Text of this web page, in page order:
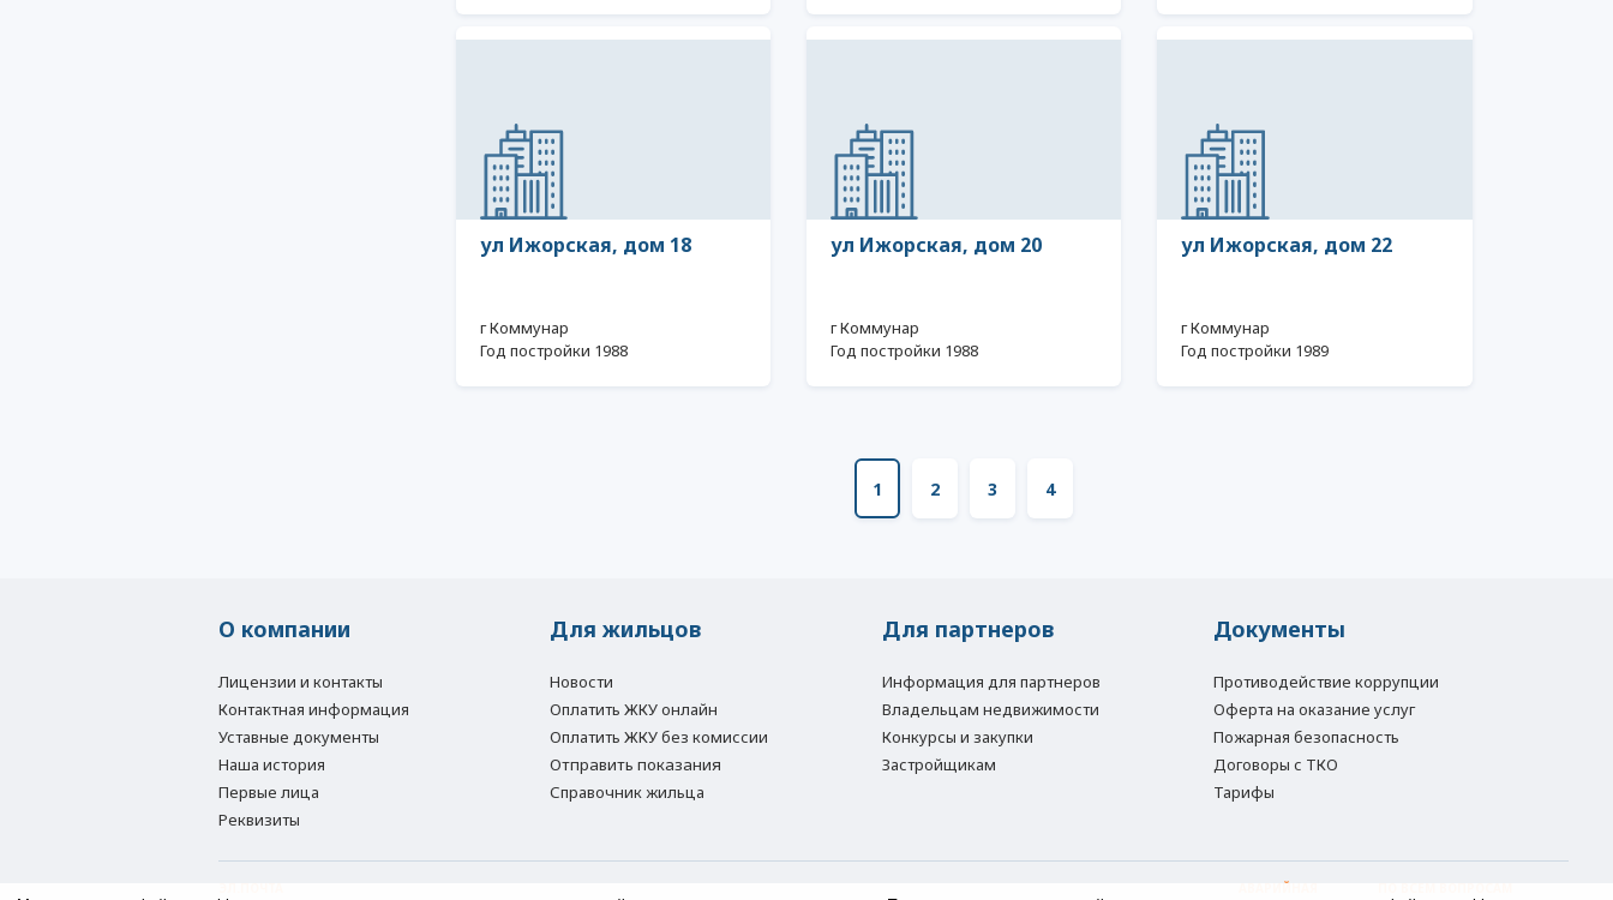
ул Ижорская, дом 18
г Коммунар
Год постройки 1988
ул Ижорская, дом 20
г Коммунар
Год постройки 1988
ул Ижорская, дом 22
г Коммунар
Год постройки 1989
1 2 3 4
О компании
Лицензии и контакты
Контактная информация
Уставные документы
Наша история
Первые лица
Реквизиты
Для жильцов
Новости
Оплатить ЖКУ онлайн
Оплатить ЖКУ без комиссии
Отправить показания
Справочник жильца
Для партнеров
Информация для партнеров
Владельцам недвижимости
Конкурсы и закупки
Застройщикам
Документы
Противодействие коррупции
Оферта на оказание услуг
Пожарная безопасность
Договоры с ТКО
Тарифы
АВАРИЙНАЯ